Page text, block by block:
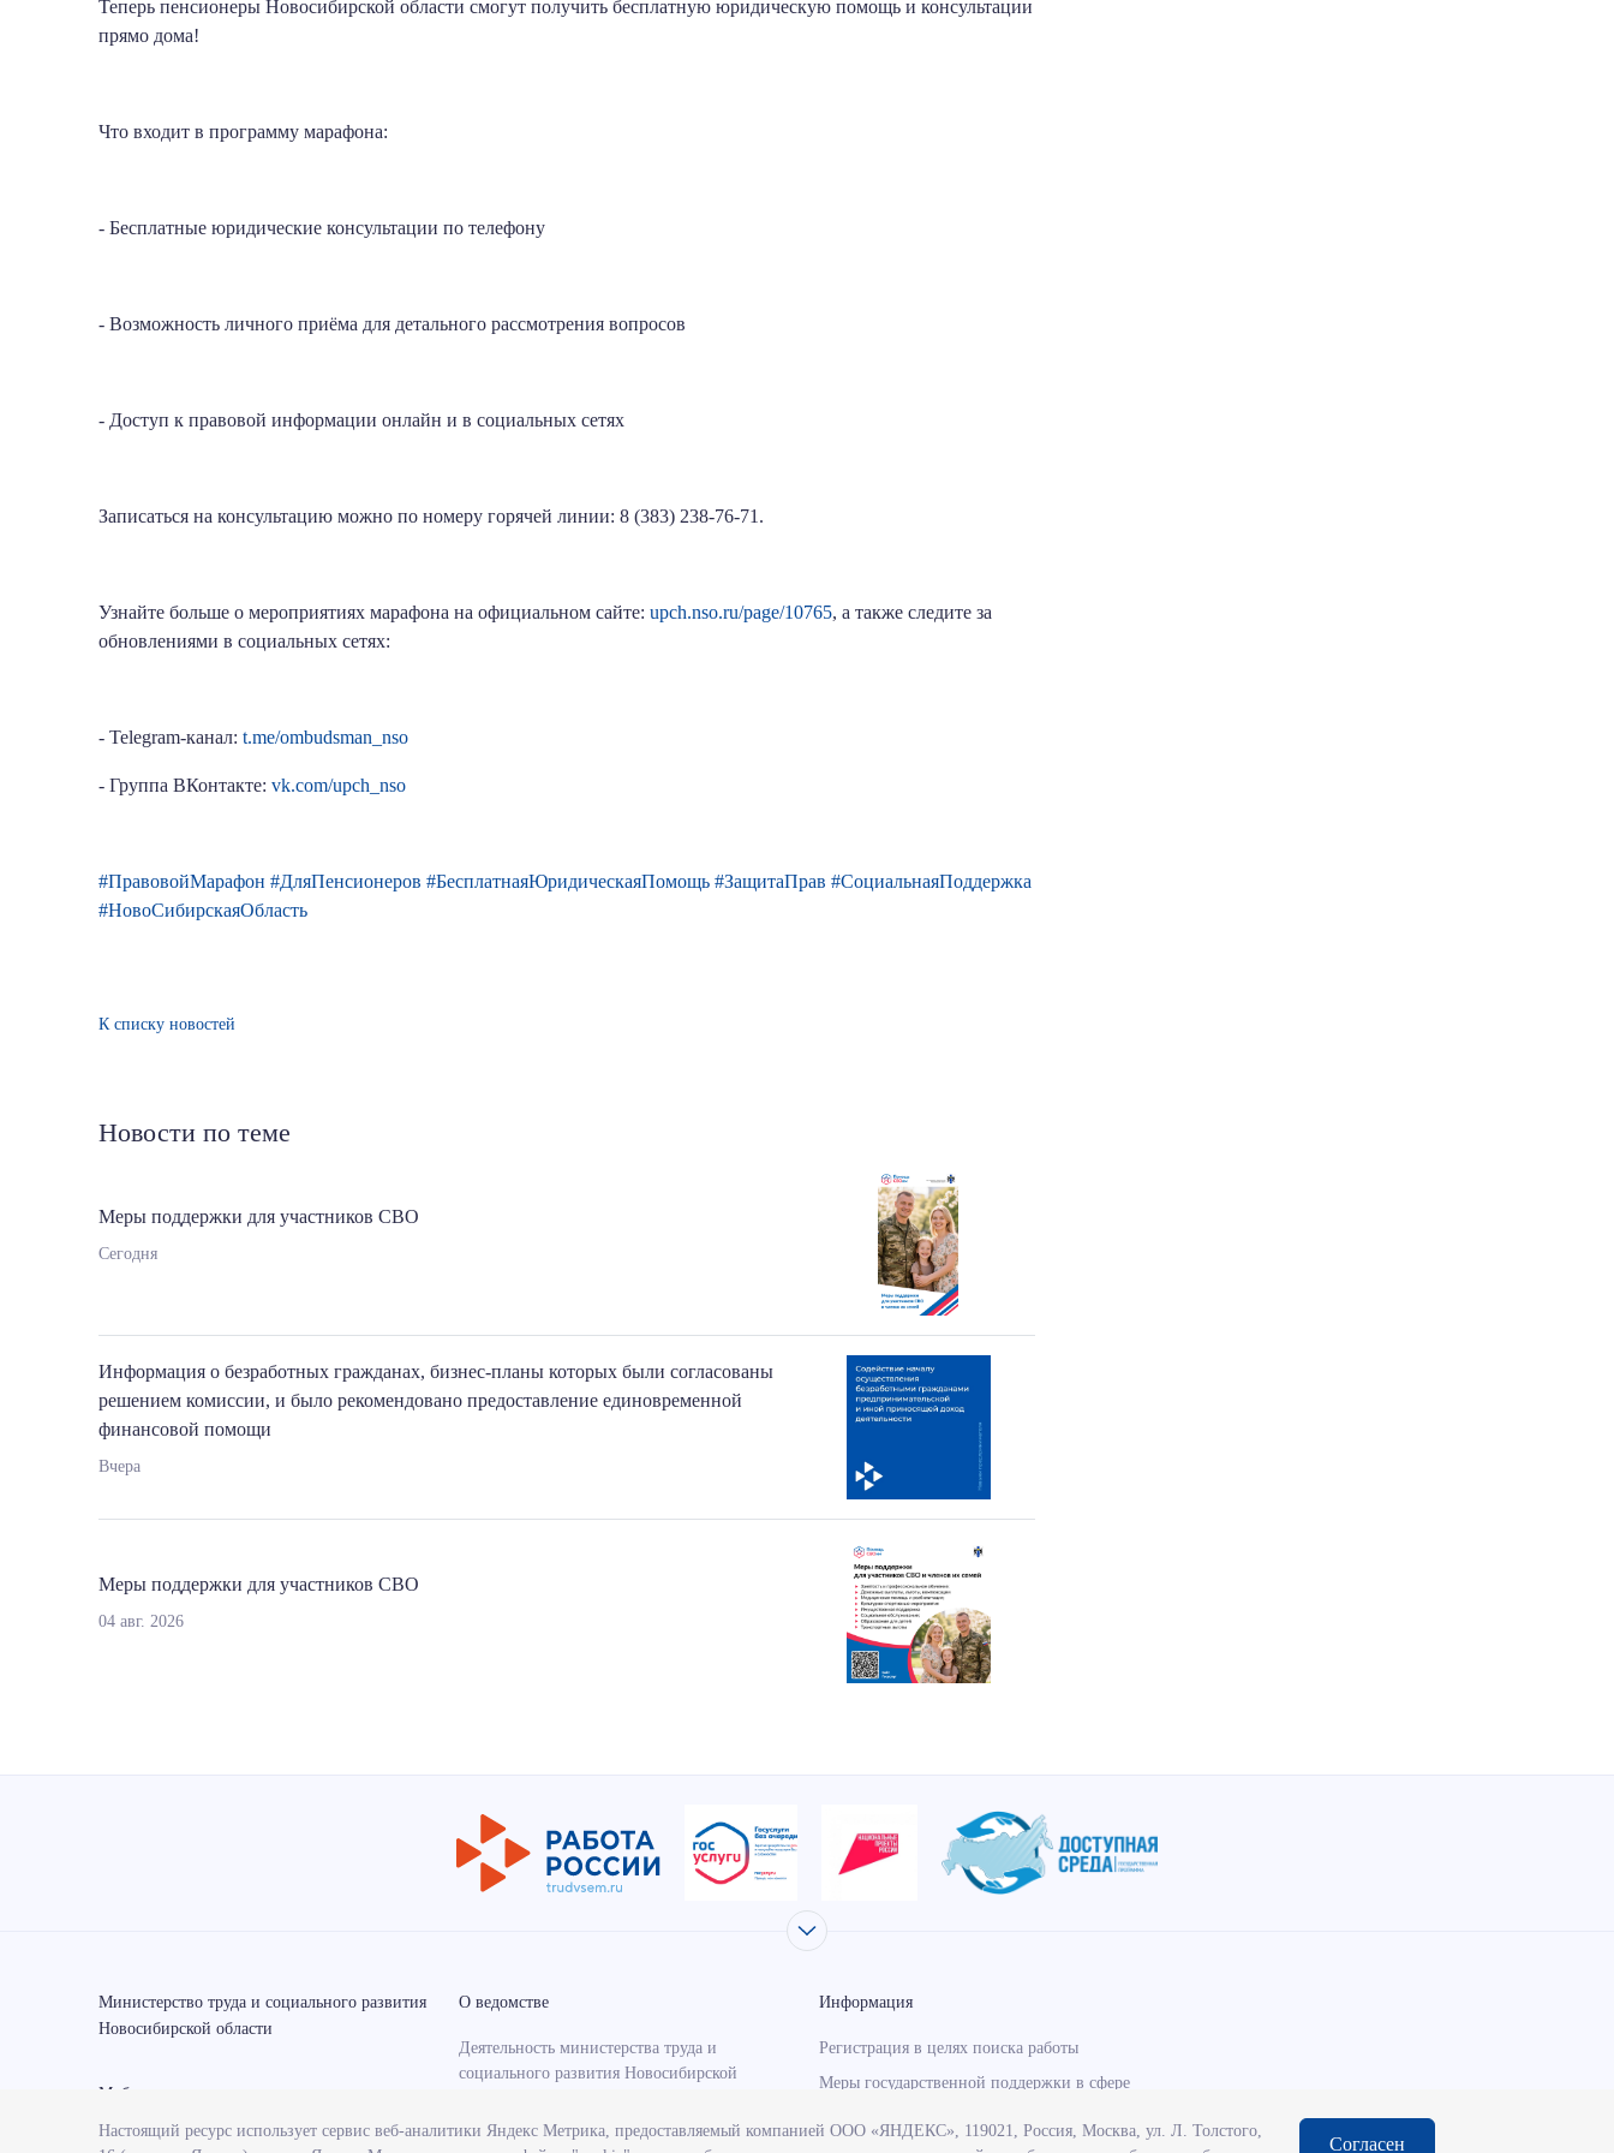
Теперь пенсионеры Новосибирской области смогут получить бесплатную юридическую помощь и консультации
прямо дома!
Что входит в программу марафона:
- Бесплатные юридические консультации по телефону
- Возможность личного приёма для детального рассмотрения вопросов
- Доступ к правовой информации онлайн и в социальных сетях
Записаться на консультацию можно по номеру горячей линии: 8 (383) 238-76-71.
Узнайте больше о мероприятиях марафона на официальном сайте: upch.nso.ru/page/10765, а также следите за
обновлениями в социальных сетях:
- Telegram-канал: t.me/ombudsman_nso
- Группа ВКонтакте: vk.com/upch_nso
#ПравовойМарафон #ДляПенсионеров #БесплатнаяЮридическаяПомощь #ЗащитаПрав #СоциальнаяПоддержка
#НовоСибирскаяОбласть
К списку новостей
Новости по теме
Меры поддержки для участников СВО
Сегодня
Информация о безработных гражданах, бизнес-планы которых были согласованы
решением комиссии, и было рекомендовано предоставление единовременной
финансовой помощи
Вчера
Меры поддержки для участников СВО
04 авг. 2026
Министерство труда и социального развития
Новосибирской области
Мобильные приложения
О ведомстве
Деятельность министерства труда и
социального развития Новосибирской
Контрольно-надзорная деятельность
Информация
Регистрация в целях поиска работы
Меры государственной поддержки в сфере
Информация для работодателей
Настоящий ресурс использует сервис веб-аналитики Яндекс Метрика, предоставляемый компанией ООО «ЯНДЕКС», 119021, Россия, Москва, ул. Л. Толстого,
Согласен